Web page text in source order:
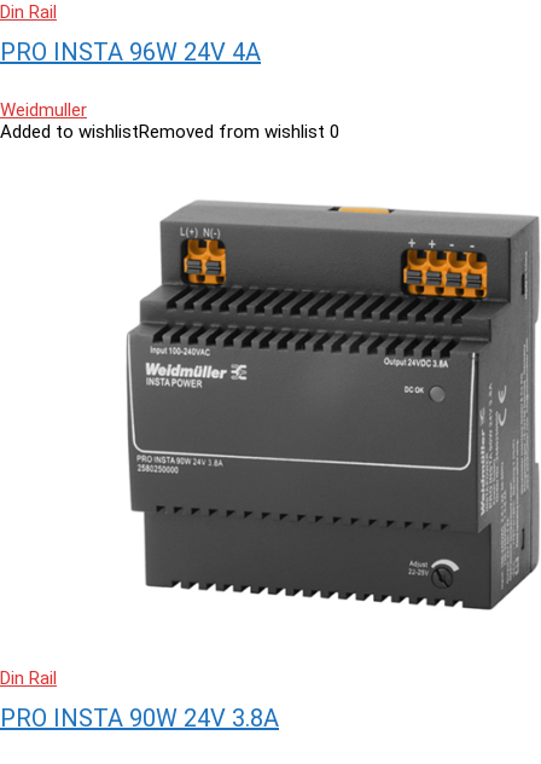
Din Rail
PRO INSTA 96W 24V 4A
Weidmuller
Added to wishlistRemoved from wishlist 0
Din Rail
PRO INSTA 90W 24V 3.8A